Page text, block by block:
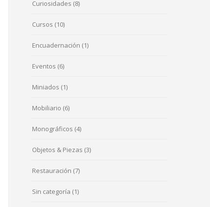
Curiosidades (8)
Cursos (10)
Encuadernación (1)
Eventos (6)
Miniados (1)
Mobiliario (6)
Monográficos (4)
Objetos & Piezas (3)
Restauración (7)
Sin categoría (1)